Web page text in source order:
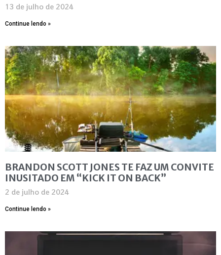
13 de julho de 2024
Continue lendo »
BRANDON SCOTT JONES TE FAZ UM CONVITE
INUSITADO EM “KICK IT ON BACK”
2 de julho de 2024
Continue lendo »